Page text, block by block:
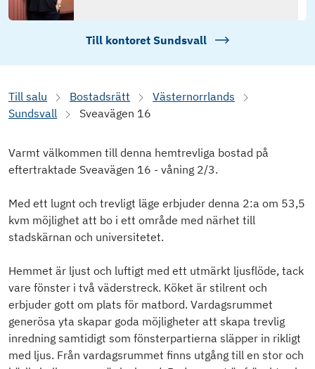
Till kontoret Sundsvall
Till salu Bostadsrätt
Västernorrlands
Sundsvall
Sveavägen 16
Varmt välkommen till denna hemtrevliga bostad på
eftertraktade Sveavägen 16 - våning 2/3.
Med ett lugnt och trevligt läge erbjuder denna 2:a om 53,5
kvm möjlighet att bo i ett område med närhet till
stadskärnan och universitetet.
Hemmet är ljust och luftigt med ett utmärkt ljusflöde, tack
vare fönster i två väderstreck. Köket är stilrent och
erbjuder gott om plats för matbord. Vardagsrummet
generösa yta skapar goda möjligheter att skapa trevlig
inredning samtidigt som fönsterpartierna släpper in rikligt
med ljus. Från vardagsrummet finns utgång till en stor och